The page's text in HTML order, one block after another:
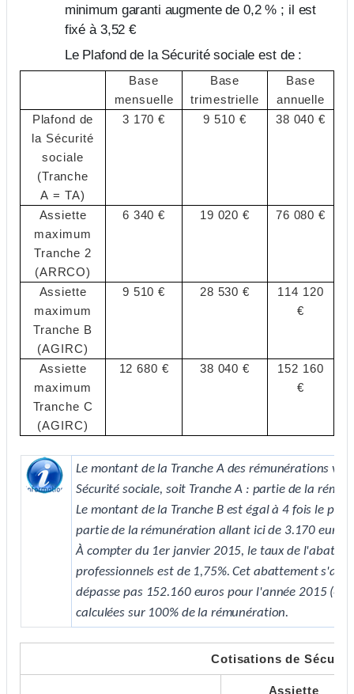
minimum garanti augmente de 0,2 % ; il est
fixé à 3,52 €
Le Plafond de la Sécurité sociale est de :
Base
mensuelle
Base
trimestrielle
Base
annuelle
Plafond de
la Sécurité
sociale
(Tranche
A = TA)
3 170 € 9 510 € 38 040 €
Assiette
maximum
Tranche 2
(ARRCO)
6 340 € 19 020 € 76 080 €
Assiette
maximum
Tranche B
(AGIRC)
9 510 € 28 530 €
114 120
€
Assiette
maximum
Tranche C
(AGIRC)
12 680 € 38 040 €
152 160
€
Le montant de la Tranche A des rémunérations
Sécurité sociale, soit Tranche A : partie de la
Le montant de la Tranche B est égal à 4 fois le
partie de la rémunération allant ici de 3.170 euros
À compter du 1er janvier 2015, le taux de
professionnels est de 1,75%. Cet abattement
dépasse pas 152.160 euros pour l'année 2015 (4
calculées sur 100% de la rémunération.
Cotisations de
Assiette